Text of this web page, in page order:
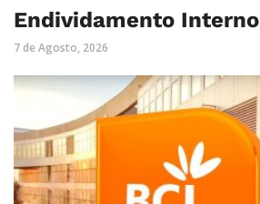
Endividamento Interno
7 de Agosto, 2026